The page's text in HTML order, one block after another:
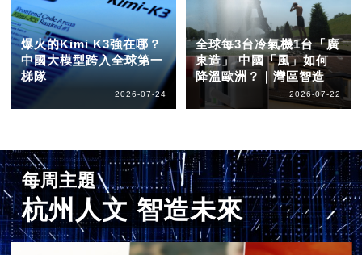
爆火的Kimi K3強在哪？
中國大模型跨入全球第一
梯隊
2026-07-24
全球每3台冷氣機1台「廣
東造」 中國「風」如何
降溫歐洲？｜灣區智造
2026-07-22
每周主題
杭州人文 智造未來